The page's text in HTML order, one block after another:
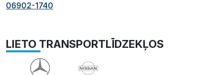
06902-1740
LIETO TRANSPORTLĪDZEKĻOS